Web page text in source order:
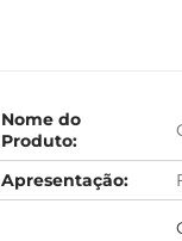
Nome do
Produto:
Apresentação: